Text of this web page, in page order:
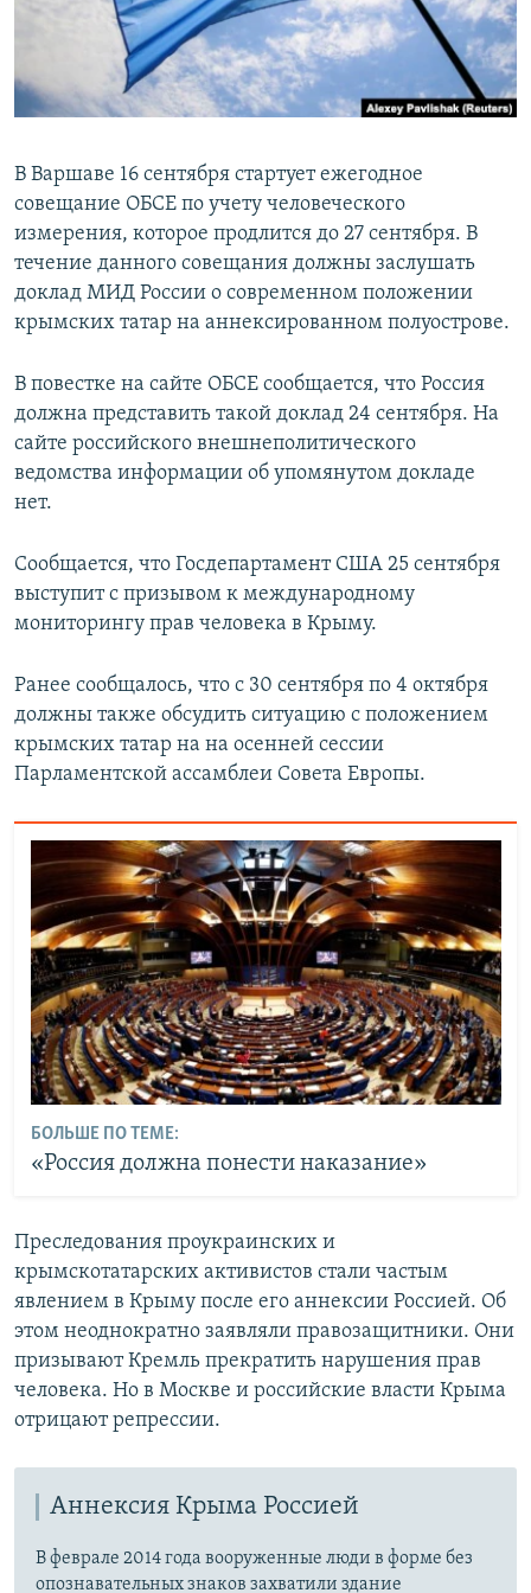
ПОБЕДИТЕЛЕЙ НЕ СУДЯТ?
КРЫМ.НЕПОКОРЕННЫЙ
ELIFBE
ПРИСОЕДИНЯЙТЕСЬ!
Все сайты RFE/RL
В Варшаве 16 сентября стартует ежегодное
совещание ОБСЕ по учету человеческого
измерения, которое продлится до 27 сентября. В
течение данного совещания должны заслушать
доклад МИД России о современном положении
крымских татар на аннексированном полуострове.
В повестке на сайте ОБСЕ сообщается, что Россия
должна представить такой доклад 24 сентября. На
сайте российского внешнеполитического
ведомства информации об упомянутом докладе
нет.
Сообщается, что Госдепартамент США 25 сентября
выступит с призывом к международному
мониторингу прав человека в Крыму.
Ранее сообщалось, что с 30 сентября по 4 октября
должны также обсудить ситуацию с положением
крымских татар на на осенней сессии
Парламентской ассамблеи Совета Европы.
БОЛЬШЕ ПО ТЕМЕ:
«Россия должна понести наказание»
Преследования проукраинских и
крымскотатарских активистов стали частым
явлением в Крыму после его аннексии Россией. Об
этом неоднократно заявляли правозащитники. Они
призывают Кремль прекратить нарушения прав
человека. Но в Москве и российские власти Крыма
отрицают репрессии.
Аннексия Крыма Россией
В феврале 2014 года вооруженные люди в форме без
опознавательных знаков захватили здание